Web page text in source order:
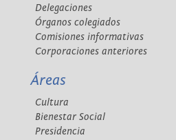
Delegaciones
Órganos colegiados
Comisiones informativas
Corporaciones anteriores
Áreas
Cultura
Bienestar Social
Presidencia